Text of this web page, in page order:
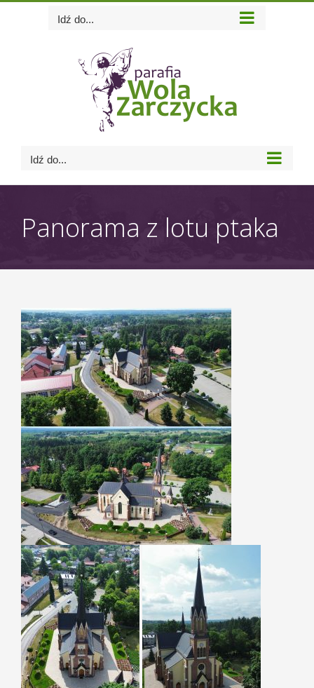
Idź do...
Idź do...
Panorama z lotu ptaka